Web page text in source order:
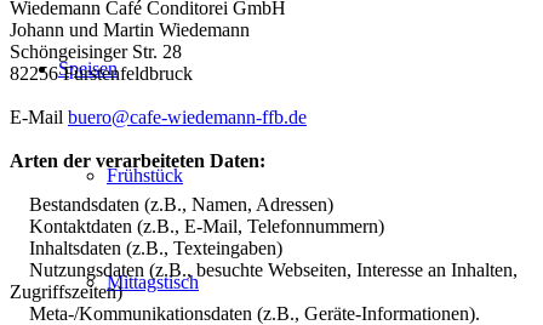
Speisen
Frühstück
Mittagstisch
Wiedemann Café Conditorei GmbH
Johann und Martin Wiedemann
Schöngeisinger Str. 28
82256 Fürstenfeldbruck
E-Mail buero@cafe-wiedemann-ffb.de
Arten der verarbeiteten Daten:
Bestandsdaten (z.B., Namen, Adressen)
Kontaktdaten (z.B., E-Mail, Telefonnummern)
Inhaltsdaten (z.B., Texteingaben)
Nutzungsdaten (z.B., besuchte Webseiten, Interesse an Inhalten,
Zugriffszeiten)
Meta-/Kommunikationsdaten (z.B., Geräte-Informationen).